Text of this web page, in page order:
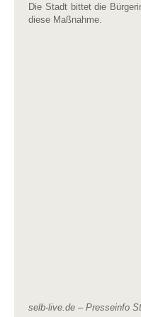
Die Stadt bittet die
diese Maßnahme.
selb-live.de – Presseinfo